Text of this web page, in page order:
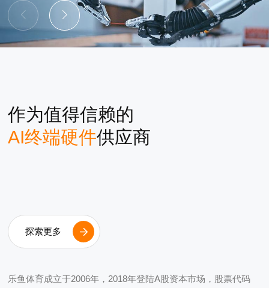
作为值得信赖的
AI终端硬件供应商
探索更多
乐鱼体育成立于2006年，2018年登陆A股资本市场，股票代码